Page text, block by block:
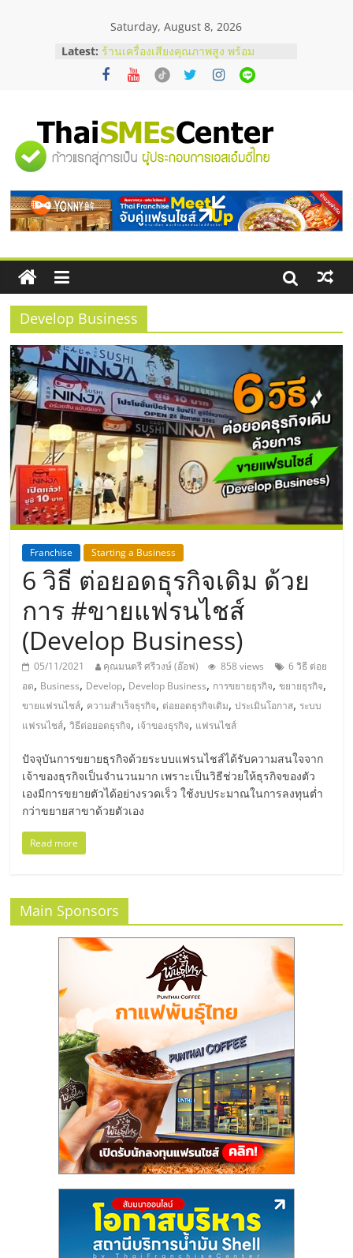
Saturday, August 8, 2026
Latest: ร้านเครื่องเสียงคุณภาพสูง พร้อม
โซลูชันระบบภาพและเสียง
บริษัท Cybersecurity ในไทยที่ไหนดี?
อยากหาเงินทุน เพิ่มสภาพคล่องให้ธุรกิจ
เริ่มยังไงให้ผ่านฉลุย
สัมมนาออนไลน์ โอกาสบริหารสถานี
สัมมนาลงทุน แฟรนไชส์ยอนนี่
ThaiFranchise Meet Up จับคู่แฟรน
ไชส์ ครั้งที่ 8
"ศูนย์
รวม
ข้อมูล
ธุรกิจ
SME
แห่ง
ประเทศไทย,
ThaiSMEsCenter,
รวม
ธุรกิจ
เอ
ส
เอ็
มอี
ไทย,
SMEs,
แฟ
รน
ไชส์,
ปรึกษา
แฟ
ไชส์,
รวม
Develop Business
Franchise Starting a Business
6 วิธี ต่อยอดธุรกิจเดิม ด้วย
การ #ขายแฟรนไชส์
(Develop Business)
05/11/2021 คุณมนตรี ศรีวงษ์ (อ๊อฟ) 858 views
6 วิธี ต่อย
อด, Business, Develop, Develop Business, การขยายธุรกิจ,ขยายธุรกิจ,
ขายแฟรนไชส์, ความสำเร็จธุรกิจ, ต่อยอดธุรกิจเดิม,ประเมินโอกาส, ระบบ
แฟรนไชส์,วิธีต่อยอดธุรกิจ, เจ้าของธุรกิจ, แฟรนไชส์
ปัจจุบันการขยายธุรกิจด้วยระบบแฟรนไชส์ได้รับความสนใจจาก
เจ้าของธุรกิจเป็นจำนวนมาก เพราะเป็นวิธีช่วยให้ธุรกิจของตัว
เองมีการขยายตัวได้อย่างรวดเร็ว ใช้งบประมาณในการลงทุนต่ำ
กว่าขยายสาขาด้วยตัวเอง
Read more
Main Sponsors